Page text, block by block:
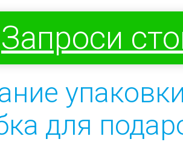
Запроси
для